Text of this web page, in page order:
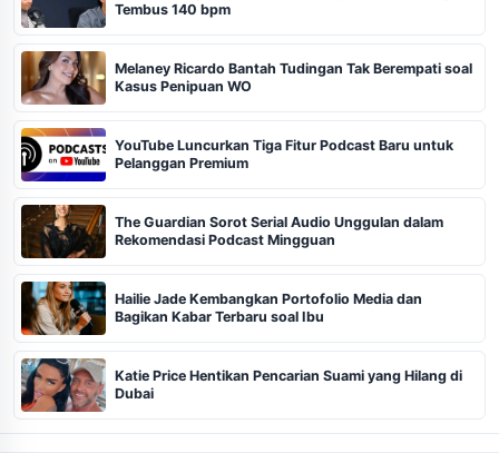
Tembus 140 bpm
Melaney Ricardo Bantah Tudingan Tak Berempati soal
Kasus Penipuan WO
YouTube Luncurkan Tiga Fitur Podcast Baru untuk
Pelanggan Premium
The Guardian Sorot Serial Audio Unggulan dalam
Rekomendasi Podcast Mingguan
Hailie Jade Kembangkan Portofolio Media dan
Bagikan Kabar Terbaru soal Ibu
Katie Price Hentikan Pencarian Suami yang Hilang di
Dubai